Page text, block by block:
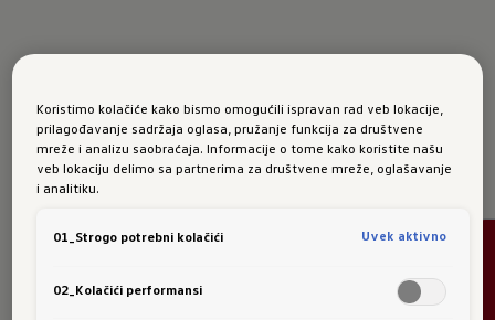
SUV modeli
Preuzmite cenovnik u PDF formatu
Koristimo kolačiće kako bismo omogućili ispravan rad veb lokacije,
prilagođavanje sadržaja oglasa, pružanje funkcija za društvene
mreže i analizu saobraćaja. Informacije o tome kako koristite našu
veb lokaciju delimo sa partnerima za društvene mreže, oglašavanje
i analitiku.
01_Strogo potrebni kolačići Uvek aktivno
02_Kolačići performansi